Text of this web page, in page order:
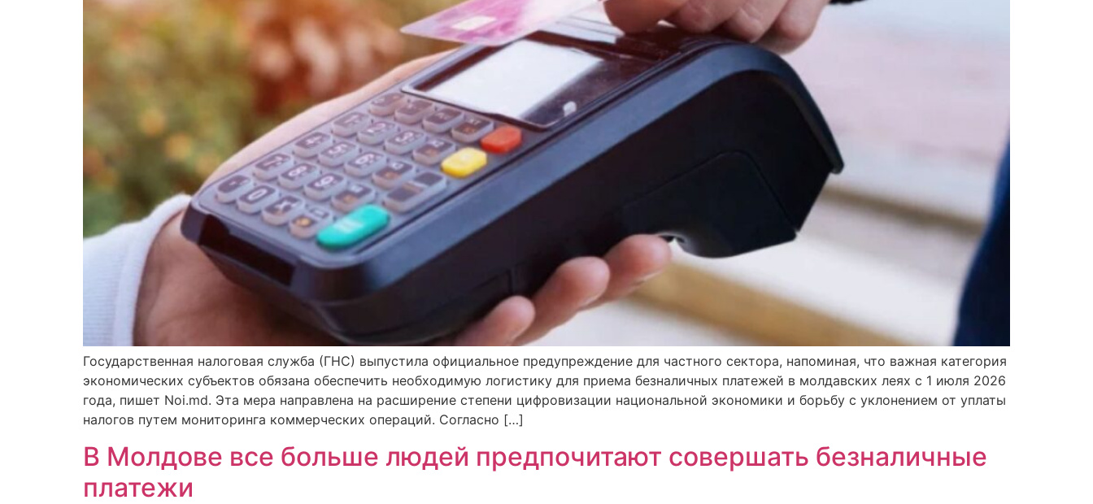
Государственная налоговая служба (ГНС) выпустила официальное предупреждение для частного сектора, напоминая, что важная категория
экономических субъектов обязана обеспечить необходимую логистику для приема безналичных платежей в молдавских леях с 1 июля 2026
года, пишет Noi.md. Эта мера направлена ​​на расширение степени цифровизации национальной экономики и борьбу с уклонением от уплаты
налогов путем мониторинга коммерческих операций. Согласно […]
В Молдове все больше людей предпочитают совершать безналичные
платежи